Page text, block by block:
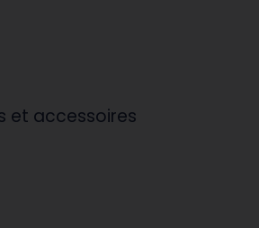
et accessoires